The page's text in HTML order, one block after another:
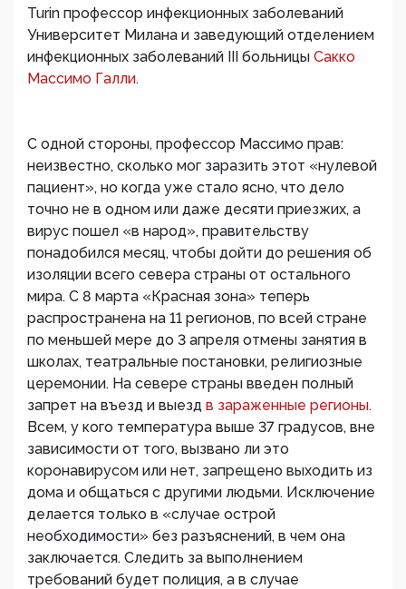
Turin профессор инфекционных заболеваний
Университет Милана и заведующий отделением
инфекционных заболеваний III больницы Сакко
Массимо Галли.
С одной стороны, профессор Массимо прав:
неизвестно, сколько мог заразить этот «нулевой
пациент», но когда уже стало ясно, что дело
точно не в одном или даже десяти приезжих, а
вирус пошел «в народ», правительству
понадобился месяц, чтобы дойти до решения об
изоляции всего севера страны от остального
мира. С 8 марта «Красная зона» теперь
распространена на 11 регионов, по всей стране
по меньшей мере до 3 апреля отмены занятия в
школах, театральные постановки, религиозные
церемонии. На севере страны введен полный
запрет на въезд и выезд в зараженные регионы.
Всем, у кого температура выше 37 градусов, вне
зависимости от того, вызвано ли это
коронавирусом или нет, запрещено выходить из
дома и общаться с другими людьми. Исключение
делается только в «случае острой
необходимости» без разъяснений, в чем она
заключается. Следить за выполнением
требований будет полиция, а в случае